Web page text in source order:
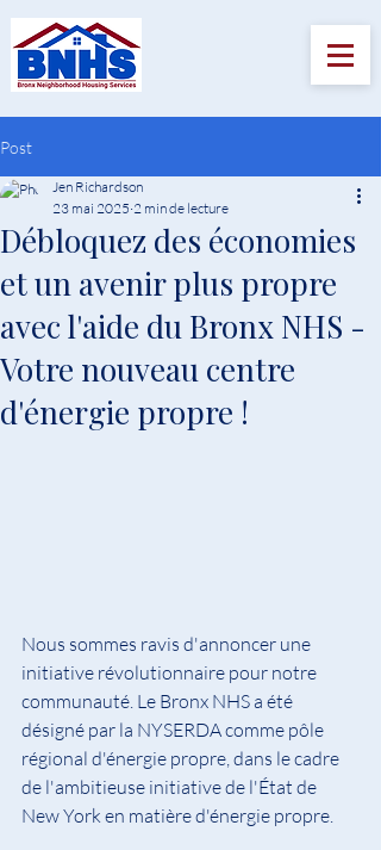
Post
Débloquez des économies
et un avenir plus propre
avec l'aide du Bronx NHS -
Votre nouveau centre
d'énergie propre !
Jen Richardson
23 mai 2025 2 min de lecture
Nous sommes ravis d'annoncer une
initiative révolutionnaire pour notre
communauté. Le Bronx NHS a été
désigné par la NYSERDA comme pôle
régional d'énergie propre, dans le cadre
de l'ambitieuse initiative de l'État de
New York en matière d'énergie propre.